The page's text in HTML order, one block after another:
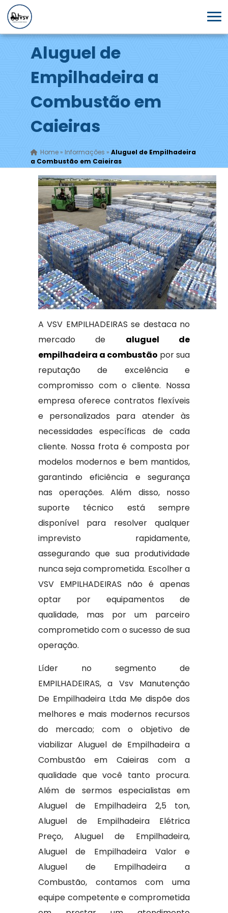
Aluguel de
Empilhadeira a
Combustão em
Caieiras
Home» Informações » Aluguel de Empilhadeira
a Combustão em Caieiras
A VSV EMPILHADEIRAS se destaca no
mercado de aluguel de
empilhadeira a combustão por sua
reputação de excelência e
compromisso com o cliente. Nossa
empresa oferece contratos flexíveis
e personalizados para atender às
necessidades específicas de cada
cliente. Nossa frota é composta por
modelos modernos e bem mantidos,
garantindo eficiência e segurança
nas operações. Além disso, nosso
suporte técnico está sempre
disponível para resolver qualquer
imprevisto rapidamente,
assegurando que sua produtividade
nunca seja comprometida. Escolher a
VSV EMPILHADEIRAS não é apenas
optar por equipamentos de
qualidade, mas por um parceiro
comprometido com o sucesso de sua
operação.
Líder no segmento de
EMPILHADEIRAS, a Vsv Manutenção
De Empilhadeira Ltda Me dispõe dos
melhores e mais modernos recursos
do mercado; com o objetivo de
viabilizar Aluguel de Empilhadeira a
Combustão em Caieiras com a
qualidade que você tanto procura.
Além de sermos especialistas em
Aluguel de Empilhadeira 2,5 ton,
Aluguel de Empilhadeira Elétrica
Preço, Aluguel de Empilhadeira,
Aluguel de Empilhadeira Valor e
Aluguel de Empilhadeira a
Combustão, contamos com uma
equipe competente e comprometida